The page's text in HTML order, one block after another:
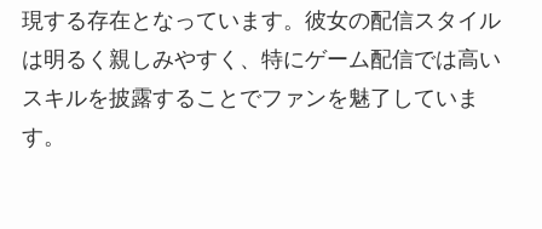
現する存在となっています。彼女の配信スタイル
は明るく親しみやすく、特にゲーム配信では高い
スキルを披露することでファンを魅了していま
す。